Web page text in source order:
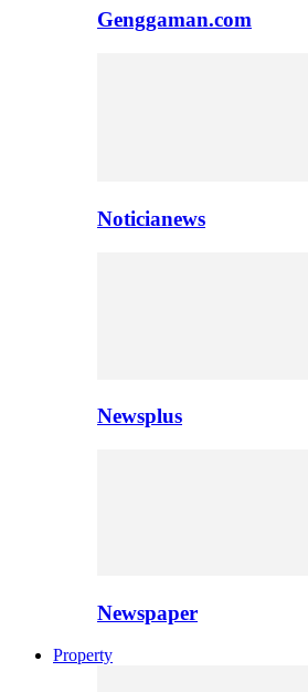
Genggaman.com
Noticianews
Newsplus
Newspaper
Property